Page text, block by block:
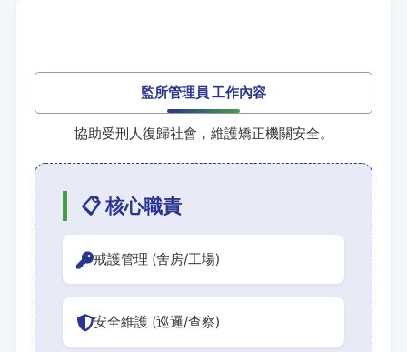
監所管理員 工作內容
協助受刑人復歸社會，維護矯正機關安全。
📋 核心職責
戒護管理 (舍房/工場)
安全維護 (巡邏/查察)